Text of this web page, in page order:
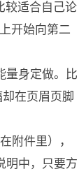
较适合自己论
开始向第二
量身定做。比
在页眉页脚
附件里），
明中，只要方